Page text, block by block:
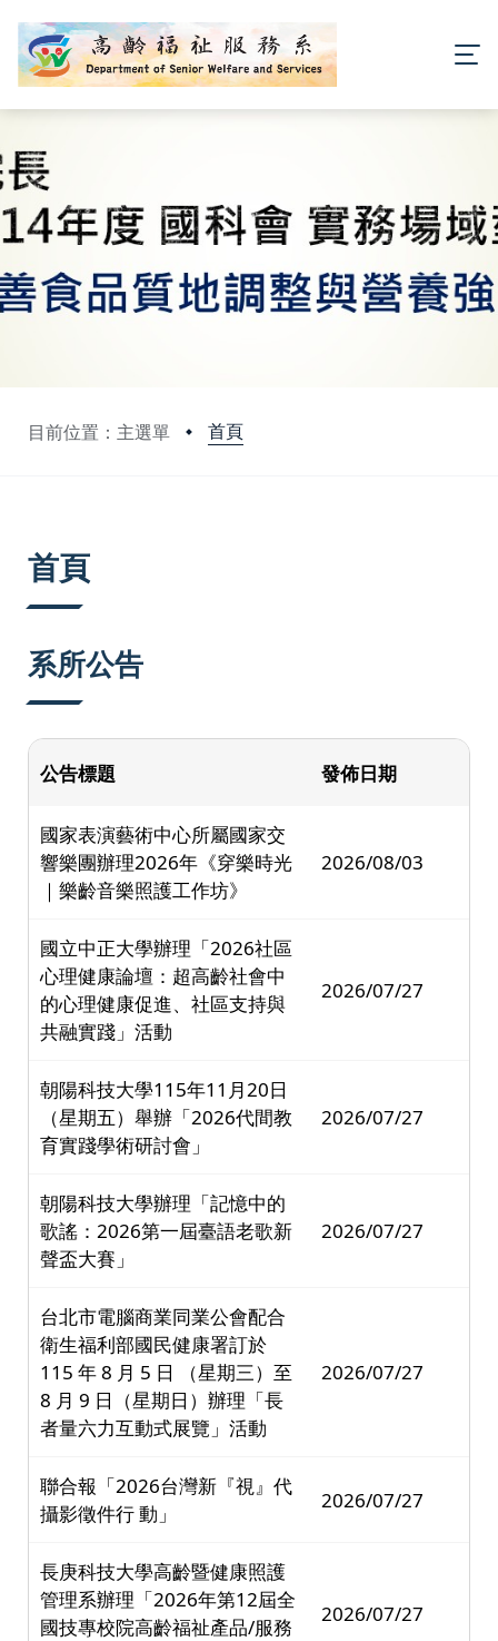
目前位置：主選單 首頁
首頁
系所公告
公告標題 發佈日期
國家表演藝術中心所屬國家交
響樂團辦理2026年《穿樂時光
｜樂齡音樂照護工作坊》
2026/08/03
國立中正大學辦理「2026社區
心理健康論壇：超高齡社會中
的心理健康促進、社區支持與
共融實踐」活動
2026/07/27
朝陽科技大學115年11月20日
（星期五）舉辦「2026代間教
育實踐學術研討會」
2026/07/27
朝陽科技大學辦理「記憶中的
歌謠：2026第一屆臺語老歌新
聲盃大賽」
2026/07/27
台北市電腦商業同業公會配合
衛生福利部國民健康署訂於
115 年 8 月 5 日 （星期三）至
8 月 9 日（星期日）辦理「長
者量六力互動式展覽」活動
2026/07/27
聯合報「2026台灣新『視』代
攝影徵件行 動」
2026/07/27
長庚科技大學高齡暨健康照護
管理系辦理「2026年第12屆全
國技專校院高齡福祉產品/服務
2026/07/27